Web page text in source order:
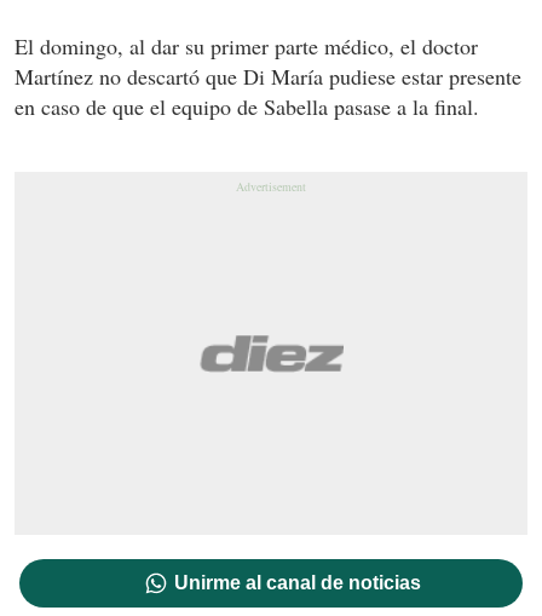
El domingo, al dar su primer parte médico, el doctor
Martínez no descartó que Di María pudiese estar presente
en caso de que el equipo de Sabella pasase a la final.
Unirme al canal de noticias